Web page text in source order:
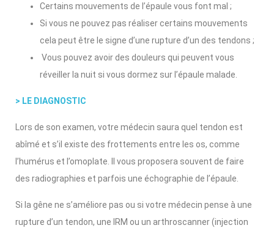
Certains mouvements de l’épaule vous font mal ;
Si vous ne pouvez pas réaliser certains mouvements
cela peut être le signe d’une rupture d’un des tendons ;
Vous pouvez avoir des douleurs qui peuvent vous
réveiller la nuit si vous dormez sur l’épaule malade.
> LE DIAGNOSTIC
Lors de son examen, votre médecin saura quel tendon est
abîmé et s’il existe des frottements entre les os, comme
l’humérus et l’omoplate. Il vous proposera souvent de faire
des radiographies et parfois une échographie de l’épaule.
Si la gêne ne s’améliore pas ou si votre médecin pense à une
rupture d’un tendon, une IRM ou un arthroscanner (injection